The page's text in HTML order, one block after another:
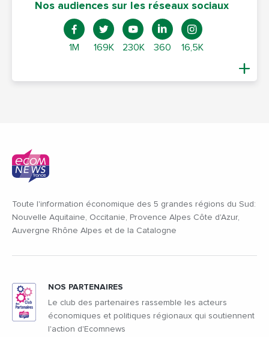
Nos audiences sur les réseaux sociaux
1M 169K 230K 360 16,5K
Toute l'information économique des 5 grandes régions du Sud:
Nouvelle Aquitaine, Occitanie, Provence Alpes Côte d'Azur,
Auvergne Rhône Alpes et de la Catalogne
NOS PARTENAIRES
Le club des partenaires rassemble les acteurs
économiques et politiques régionaux qui soutiennent
l'action d'Ecomnews